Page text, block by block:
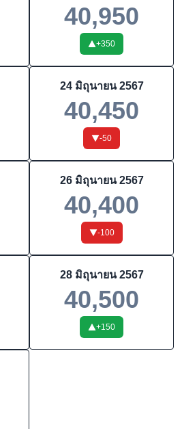
40,950
+350
24 มิถุนายน 2567
40,450
-50
26 มิถุนายน 2567
40,400
-100
28 มิถุนายน 2567
40,500
+150